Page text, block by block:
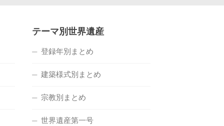
テーマ別世界遺産
登録年別まとめ
建築様式別まとめ
宗教別まとめ
世界遺産第一号